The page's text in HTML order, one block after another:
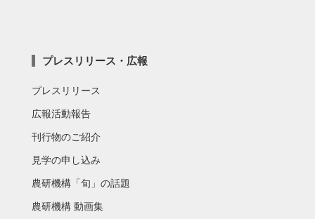
プレスリリース・広報
プレスリリース
広報活動報告
刊行物のご紹介
見学の申し込み
農研機構「旬」の話題
農研機構 動画集